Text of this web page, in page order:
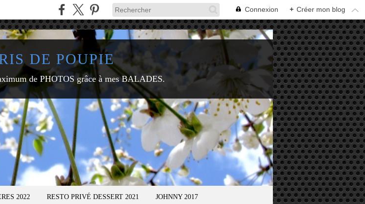
Connexion + Créer mon blog
DE POUPIE
de PHOTOS grâce à mes BALADES.
2022 RESTO PRIVÉ DESSERT 2021 JOHNNY 2017